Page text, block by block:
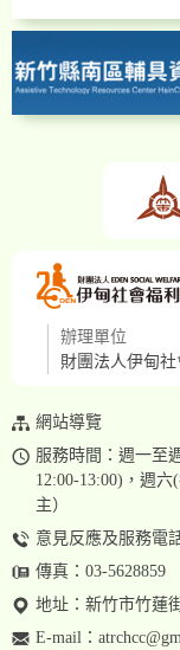
辦理單位
財團法人伊甸
網站導覽
服務時間：週一至
12:00-13:00)，週
主）
意見反應及服務電
傳真：03-5628859
地址： 新竹市竹蓮
E-mail：